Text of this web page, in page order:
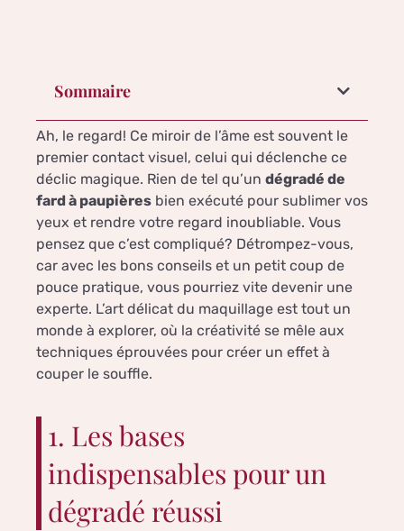
Sommaire
Ah, le regard! Ce miroir de l’âme est souvent le
premier contact visuel, celui qui déclenche ce
déclic magique. Rien de tel qu’un dégradé de
fard à paupières bien exécuté pour sublimer vos
yeux et rendre votre regard inoubliable. Vous
pensez que c’est compliqué? Détrompez-vous,
car avec les bons conseils et un petit coup de
pouce pratique, vous pourriez vite devenir une
experte. L’art délicat du maquillage est tout un
monde à explorer, où la créativité se mêle aux
techniques éprouvées pour créer un effet à
couper le souffle.
1. Les bases
indispensables pour un
dégradé réussi